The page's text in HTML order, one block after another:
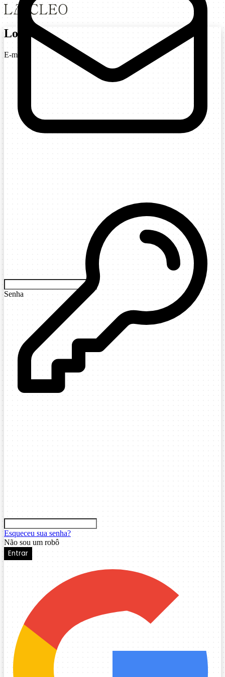
Login
E-mail
Senha
Esqueceu sua senha?
Não sou um robô
Entrar